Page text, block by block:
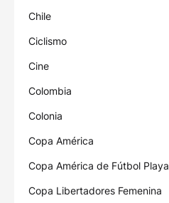
Chile
Ciclismo
Cine
Colombia
Colonia
Copa América
Copa América de Fútbol Playa
Copa Libertadores Femenina